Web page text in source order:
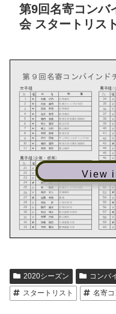
第9回名寄コンバ
会 スタートリスト
View
2020シーズン コンバ
スタートリスト
名寄